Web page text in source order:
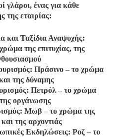
γλάροι, ένας για κάθε
της εταιρίας:
και Ταξίδια Αναψυχής:
της επιτυχίας, της
Πράσινο – το χρώμα
της δύναμης
Πετρόλ – το χρώμα
οργάνωσης
Μωβ – το χρώμα της
της αρχοντιάς
Εκδηλώσεις: Ροζ – το